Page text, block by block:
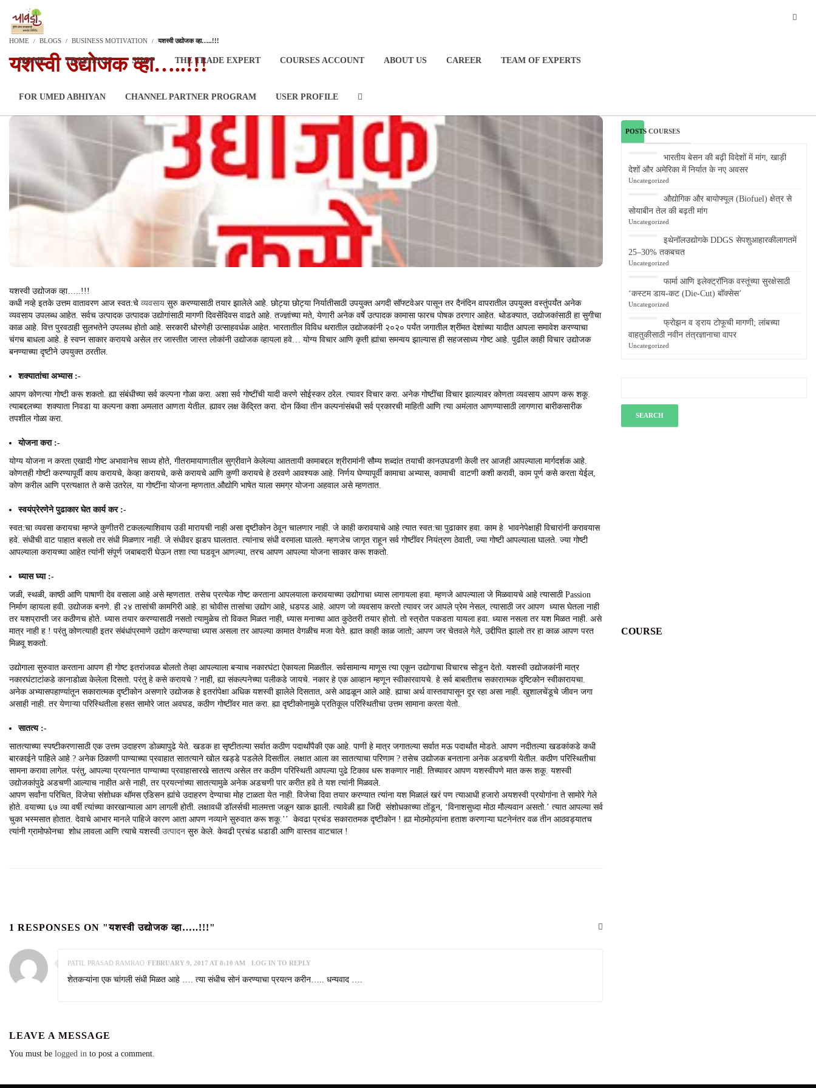
HOME TRAININGS SHOP THE TRADE EXPERT COURSES ACCOUNT ABOUT US CAREER TEAM OF EXPERTS
FOR UMED ABHIYAN CHANNEL PARTNER PROGRAM USER PROFILE
HOME BLOGS BUSINESS MOTIVATION यशस्वी उद्योजक व्हा…..!!!
यशस्वी उद्योजक व्हा…..!!!
यशस्वी उद्योजक व्हा…..!!!
कधी नव्हे इतके उत्तम वातावरण आज स्वत:चे व्यवसाय सुरु करण्यासाठी तयार झालेले आहे. छोट्या छोट्या निर्यातीसाठी उपयुक्त अगदी सॉफ्टवेअर पासून तर दैनंदिन वापरातील उपयुक्त वस्तुंपर्यंत अनेक
व्यवसाय उपलब्ध आहेत. सर्वच उत्पादक उत्पादक उद्योगांसाठी मागणी दिवसेंदिवस वाढते आहे. तज्ज्ञांच्या मते, येणारी अनेक वर्षे उत्पादक कामासा फारच पोषक ठरणार आहेत. थोडक्यात, उद्योजकांसाठी हा सुगीचा
काळ आहे. वित्त पुरवठाही सुलभतेने उपलब्ध होतो आहे. सरकारी धोरणेही उत्साहवर्धक आहेत. भारतातील विविध थरातील उद्योजकांनी २०२० पर्यंत जगातील श्रींमत देशांच्या यादीत आपला समावेश करण्याचा
चंगच बाधला आहे. हे स्वप्न साकार करायचे असेल तर जास्तीत जास्त लोकांनी उद्योजक व्हायला हवे… योग्य विचार आणि कृती ह्यांचा समन्वय झाल्यास ही सहजसाध्य गोष्ट आहे. पुढील काही विचार उद्योजक
बनण्याच्या दृष्टीने उपयुक्त ठरतील.
शक्यातांचा अभ्यास :-
आपण कोणत्या गोष्टी करू शकतो. ह्या संबंधीच्या सर्व कल्पना गोळा करा. अशा सर्व गोष्टींची यादी करणे सोईस्कर ठरेल. त्यावर विचार करा. अनेक गोष्टींचा विचार झाल्यावर कोणता व्यवसाय आपण करू शकू.
त्याबद्दलच्या शक्याता निवडा या कल्पना कशा अमलात आणता येतील. ह्यावर लक्ष केंद्रित करा. दोन किंवा तीन कल्पनांसंबधी सर्व प्रकारची माहिती आणि त्या अमंलात आणण्यासाठी लागणारा बारीकसारीक
तपशील गोळा करा.
योजना करा :-
योग्य योजना न करता एखादी गोष्ट अभावानेच साध्य होते, गीतरामायाणातील सुग्रीवाने केलेल्या आततायी कामाबद्दल श्रीरामांनी सौम्य शब्दांत तयाची कानउघडणी केली तर आजही आपल्याला मार्गदर्शक आहे.
कोणतही गोष्टी करण्यापूर्वी काय करायचे, केव्हा करायचे, कसे करायचे आणि कुणी करायचे हे ठरवणे आवश्यक आहे. निर्णय घेण्यापूर्वी कामाचा अभ्यास, कामाची वाटणी कशी करावी, काम पूर्ण कसे करता येईल,
कोण करील आणि प्रत्यक्षात ते कसे उतरेल, या गोष्टींना योजना म्हणतात.औद्योगि भाषेत याला समग्र योजना अहवाल असे म्हणतात.
स्वयंप्रेरणेने पुढाकार घेत कार्य कर :-
स्वत:चा व्यवसा करायचा म्हण्जे कुणीतरी टकलल्याशिवाय उडी मारायची नाही असा दृष्टीकोन ठेवून चालणार नाही. जे काही करावयाचे आहे त्यात स्वत:चा पुढाकार हवा. काम हे भावनेपेक्षाही विचारांनी करावयास
हवे. संधीची वाट पाहात बसलो तर संधी मिळणार नाही. जे संधीवर झडप घालतात. त्यांनाच संधी वरमाला घालते. म्हणजेच जागृत राहून सर्व गोष्टींवर नियंत्रण ठेवाती, ज्या गोष्टी आपल्याला घालते. ज्या गोष्टी
आपल्याला करायच्या आहेत त्यांनी संपूर्ण जबाबदारी घेऊन तशा त्या घडवून आणल्या, तरच आपण आपल्या योजना साकार करू शकतो.
ध्यास घ्या :-
जळी, स्थळी, काष्ठी आणि पाषाणी देव वसाला आहे असे म्हणतात. तसेच प्रत्येक गोष्ट करताना आपलयाला करावयाच्या उद्योगाचा ध्यास लागायला हवा. म्हणजे आपल्याला जे मिळवायचे आहे त्यासाठी Passion
निर्माण व्हायला हवी. उद्योजक बनणे. ही २४ तासांची कामगिरी आहे. हा चोवीस तासांचा उद्योग आहे, धडपड आहे. आपण जो व्यवसाय करतो त्यावर जर आपले प्रेम नेसल, त्यासाठी जर आपण ध्यास घेतला नाही
तर यशप्राप्ती जर कठीणच होते. ध्यास तयार करण्यासाठी नसतो त्यामुळेच तो विकत मिळत नाही, ध्यास मनाच्या आत कुठेतरी तयार होतो. तो स्त्रोत पकडता यायला हवा. ध्यास नसला तर यश मिळत नाही. असे
मात्र नाही ह ! परंतु कोणत्याही इतर संबंधांप्रमाणे उद्योग करण्याचा ध्यास असला तर आपल्या कामात वेगळीच मजा येते. ह्यात काही काळ जातो; आपण जर चेतवले गेले, उद्दीपित झालो तर हा काळ आपण परत
मिळवू शकतो.
उद्योगाला सुरुवात करताना आपण ही गोष्ट इतरांजवळ बोलतो तेव्हा आपल्याला बऱ्याच नकारघंटा ऐकायला मिळतील. सर्वसामान्य माणूस त्या एकून उद्योगाचा विचारच सोडून देतो. यशस्वी उद्योजकांनी मात्र
नकारघंटाटांकडे कानाडोळा केलेला दिसतो. परंतु हे कसे करायचे ? नाही, ह्या संकल्पनेच्या पलीकडे जायचे. नकार हे एक आव्हान म्हणून स्वीकारवायचे. हे सर्व बाबतीतच सकारात्मक दृष्टिकोन स्वीकारायचा.
अनेक अभ्यासपहाण्यांतून सकारात्मक दृष्टीकोन असणारे उद्योजक हे इतरांपेक्षा अधिक यशस्वी झालेले दिसतात, असे आढळून आले आहे. ह्याचा अर्थ वास्तवापासून दूर रहा असा नाही. खुशालचेंडूचे जीवन जगा
असाही नाही. तर येणाऱ्या परिस्थितीला हसत सामोरे जात अवघड, कठीण गोष्टींवर मात करा. ह्या दृष्टीकोनामुळे प्रतिकूल परिस्थितीचा उत्तम सामाना करता येतो.
सातत्य :-
सातत्याच्या स्पष्टीकरणासाठी एक उत्तम उदाहरण डोळ्यापुढे येते. खडक हा सृष्टीतल्या सर्वात कठीण पदार्थांपैकी एक आहे. पाणी हे मात्र जगातल्या सर्वात मऊ पदार्थांत मोडते. आपण नदीतल्या खडकांकडे कधी
बारकाईने पाहिले आहे ? अनेक ठिकाणी पाण्याच्या प्रवाहात सातत्याने खोल खड्डे पडलेले दिसतील. लक्षात आला का सातत्याचा परिणाम ? तसेच उद्योजक बनताना अनेक अडचणी येतील. कठीण परिस्थितीचा
सामना करावा लागेल. परंतु, आपल्या प्रयत्नात पाण्याच्या प्रवाहासारखे सातत्य असेल तर कठीण परिस्थिती आपल्या पुढे टिकाव धरू शकणार नाही. तिच्यावर आपण यशस्वीपणे मात करू शकू. यशस्वी
उद्योजकांपुढे अडचणी आल्याच नाहीत असे नाही, तर प्रयत्नांच्या सातत्यामुळे अनेक अडचणी पार करीत हवे ते यश त्यांनी मिळवले.
आपण सर्वांना परिचित, विजेचा संशोधक थॉमस एडिसन ह्यांचे उदाहरण देण्याचा मोह टाळता येत नाही. विजेचा दिवा तयार करण्यात त्यांना यश मिळालं खरं पण त्याआधी हजारो अयशस्वी प्रयोगांना ते सामोरे गेले
होते. वयाच्या ६७ व्या वर्षी त्यांच्या कारखान्याला आग लागली होती. लक्षावधी डॉलर्सची मालमत्ता जळून खाक झाली. त्यावेळी ह्या जिद्दी संशोधकाच्या तोंडून, ‘विनाशसुध्दा मोठा मौल्यवान असतो.’ त्यात आपल्या सर्व
चुका भस्मसात होतात. देवाचे आभार मानले पाहिजे कारण आता आपण नव्याने सुरुवात करू शकू.’’ केवढा प्रचंड सकारातमक दृष्टीकोन ! ह्या मोठमोठ्यांना हताश करणाऱ्या घटनेनंतर वळ तीन आठवड्यातच
त्यांनी ग्रामोफोनचा शोध लावला आणि त्याचे यशस्वी उत्पादन सुरु केले. केवढी प्रचंड धडाडी आणि वास्तव वाटचाल !
1 RESPONSES ON "यशस्वी उद्योजक व्हा…..!!!"
PATIL PRASAD RAMRAO FEBRUARY 9, 2017 AT 8:10 AM LOG IN TO REPLY
शेतकऱ्यांना एक चांगली संधी मिळत आहे …. त्या संधीच सोनं करण्याचा प्रयत्न करीन….. धन्यवाद ….
LEAVE A MESSAGE
You must be logged in to post a comment.
POSTS COURSES
भारतीय बेसन की बढ़ी विदेशों में मांग, खाड़ी
देशों और अमेरिका में निर्यात के नए अवसर
Uncategorized
औद्योगिक और बायोफ्यूल (Biofuel) क्षेत्र से
सोयाबीन तेल की बढ़ती मांग
Uncategorized
इथेनॉलउद्योगके DDGS सेपशुआहारकीलागतमें
25–30% तकबचत
Uncategorized
फार्मा आणि इलेक्ट्रॉनिक वस्तूंच्या सुरक्षेसाठी
‘कस्टम डाय-कट (Die-Cut) बॉक्सेस’
Uncategorized
फ्रोझन व ड्राय टोफूची मागणी; लांबच्या
वाहतुकीसाठी नवीन तंत्रज्ञानाचा वापर
Uncategorized
COURSE